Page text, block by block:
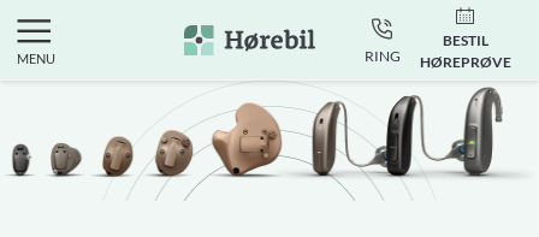
MENU RING
BESTIL
HØREPRØVE